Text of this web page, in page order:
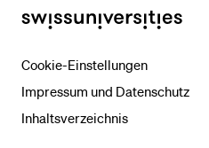
swissuniversities
Cookie-Einstellungen
Impressum und Datenschutz
Inhaltsverzeichnis